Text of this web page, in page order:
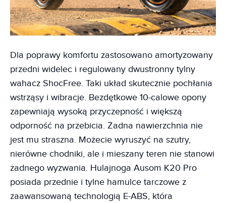
Dla poprawy komfortu zastosowano amortyzowany
przedni widelec i regulowany dwustronny tylny
wahacz ShocFree. Taki układ skutecznie pochłania
wstrząsy i wibracje. Bezdętkowe 10-calowe opony
zapewniają wysoką przyczepność i większą
odporność na przebicia. Żadna nawierzchnia nie
jest mu straszna. Możecie wyruszyć na szutry,
nierówne chodniki, ale i mieszany teren nie stanowi
żadnego wyzwania. Hulajnoga Ausom K20 Pro
posiada przednie i tylne hamulce tarczowe z
zaawansowaną technologią E-ABS, która